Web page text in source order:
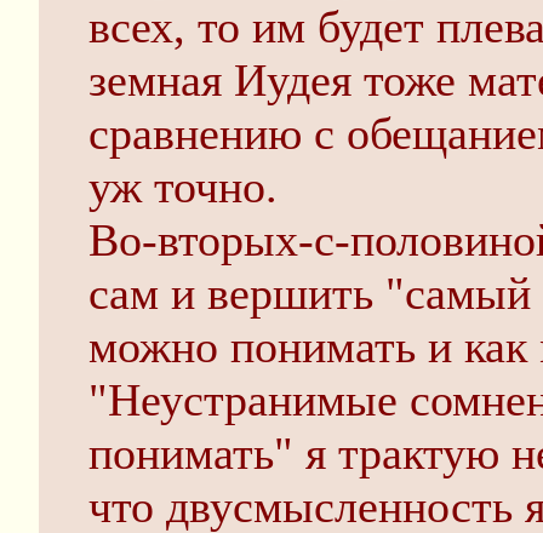
всех, то им будет
земная Иудея тоже
сравнению с
уж точно.
Во-вторых-с-
сам и вершить
можно понимать и как
"Неустранимые
понимать" я трактую
что двусмысленность